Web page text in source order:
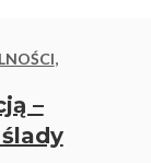
,
–